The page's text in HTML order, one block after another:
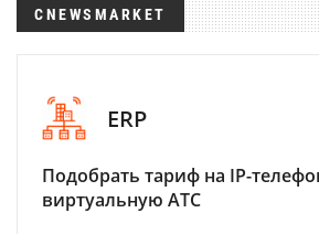
CNEWSMARKET
ERP
Подобрать тариф на IP-
виртуальную АТС